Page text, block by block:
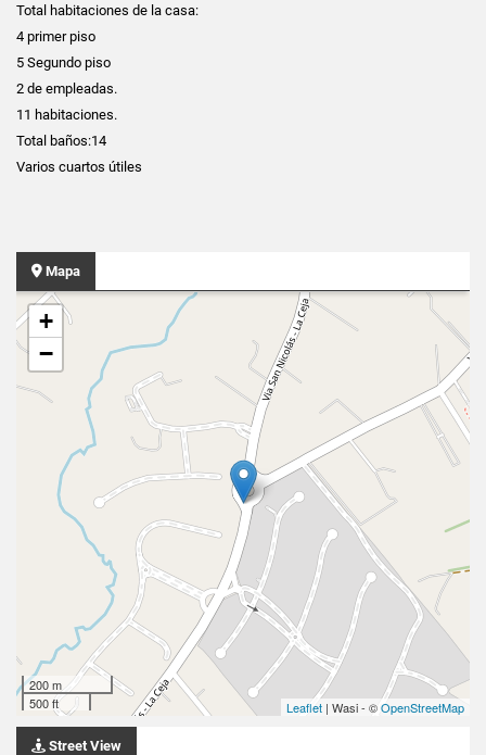
Total habitaciones de la casa:
4 primer piso
5 Segundo piso
2 de empleadas.
11 habitaciones.
Total baños:14
Varios cuartos útiles
Mapa
+
−
200 m
500 ft
Leaflet | Wasi - ©OpenStreetMap
Street View